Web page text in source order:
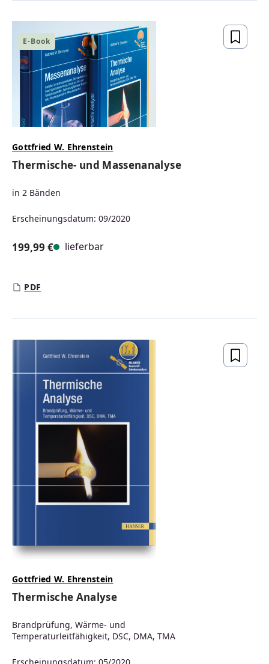
E-Book
Gottfried W. Ehrenstein
Thermische- und Massenanalyse
in 2 Bänden
Erscheinungsdatum: 09/2020
199,99 € lieferbar
PDF
Gottfried W. Ehrenstein
Thermische Analyse
Brandprüfung, Wärme- und
Temperaturleitfähigkeit, DSC, DMA, TMA
Erscheinungsdatum: 05/2020